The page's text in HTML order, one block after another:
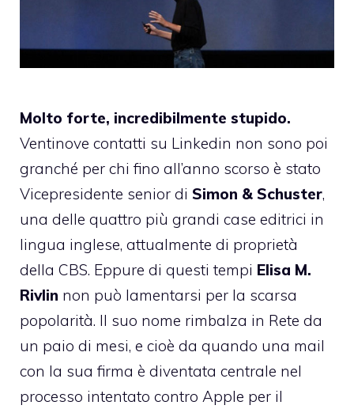
Molto forte, incredibilmente stupido.
Ventinove contatti su Linkedin non sono poi
granché per chi fino all’anno scorso è stato
Vicepresidente senior di Simon & Schuster,
una delle quattro più grandi case editrici in
lingua inglese, attualmente di proprietà
della CBS. Eppure di questi tempi Elisa M.
Rivlin non può lamentarsi per la scarsa
popolarità. Il suo nome rimbalza in Rete da
un paio di mesi, e cioè da quando una mail
con la sua firma è diventata centrale nel
processo intentato contro Apple per il